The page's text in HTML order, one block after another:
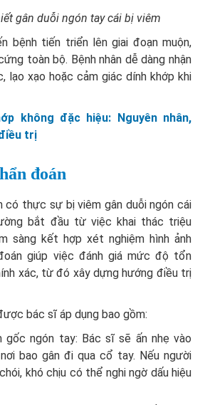
gân duỗi ngón tay cái bị viêm
bệnh tiến triển lên giai đoạn muộn,
toàn bộ. Bệnh nhân dễ dàng nhận
lạo xạo hoặc cảm giác dính khớp khi
không đặc hiệu: Nguyên nhân,
trị
đoán
có thực sự bị viêm gân duỗi ngón cái
bắt đầu từ việc khai thác triệu
sàng kết hợp xét nghiệm hình ảnh
giúp việc đánh giá mức độ tổn
xác, từ đó xây dựng hướng điều trị
bác sĩ áp dụng bao gồm:
ngón tay: Bác sĩ sẽ ấn nhẹ vào
bao gân đi qua cổ tay. Nếu người
khó chịu có thể nghi ngờ dấu hiệu